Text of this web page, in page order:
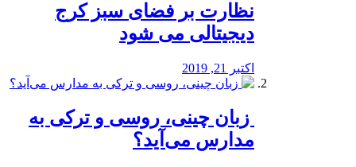
نظارت بر فضای سبز کرج
دیجیتالی می شود
اکتبر 21, 2019
️ زبان چینی، روسی و ترکی به
مدارس می‌آید؟